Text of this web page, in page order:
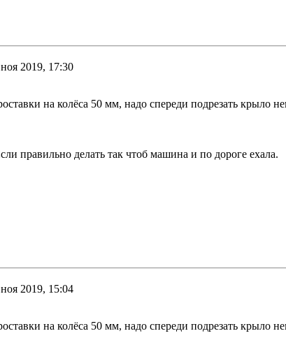
2019, 17:30
на колёса 50 мм, надо спереди подрезать крыло
правильно делать так чтоб машина и по дороге ехала.
2019, 15:04
на колёса 50 мм, надо спереди подрезать крыло